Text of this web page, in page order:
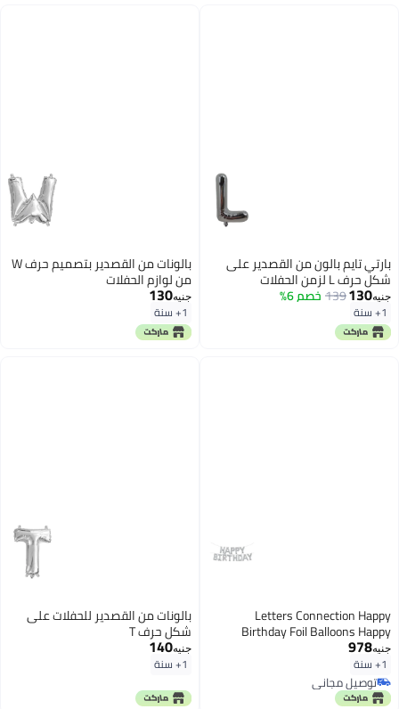
بارتي تايم بالون من القصدير على
شكل حرف L لزمن الحفلات
جنيه130
139 خصم 6%
1+ سنة
بالونات من القصدير بتصميم حرف W
من لوازم الحفلات
جنيه130
1+ سنة
Letters Connection Happy
Birthday Foil Balloons Happy
Birthday Party 16inch
جنيه978
1+ سنة
توصيل مجاني
توصيل مجاني
بالونات من القصدير للحفلات على
شكل حرف T
جنيه140
1+ سنة